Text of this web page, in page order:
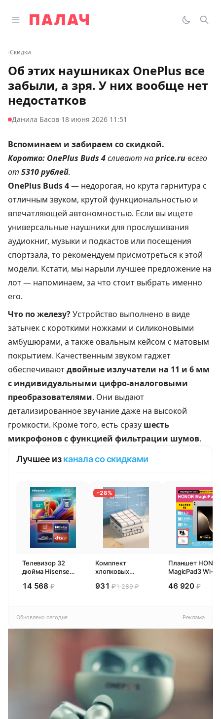
Открыть главное меню
Палач
‹Скидки
Об этих наушниках OnePlus все
забыли, а зря. У них вообще нет
недостатков
Данила Басов·18 июня 2026 11:51
Вспоминаем и забираем со скидкой.
Коротко: OnePlus Buds 4сливают наprice.ruвсего
от 5310 рублей.
OnePlus Buds 4— недорогая, но крута гарнитура с
отличным звуком, крутой функциональностью и
впечатляющей автономностью. Если вы ищете
универсальные наушники для прослушивания
аудиокниг, музыки и подкастов или посещения
спортзала, то рекомендуем присмотреться к этой
модели. Кстати, мы нарыли лучшее предложение на
лот — напоминаем, за что стоит выбрать именно
его.
Что по железу?Устройство выполнено в виде
затычек с короткими ножками и силиконовыми
амбушюрами, а также овальным кейсом с матовым
покрытием. Качественным звуком гаджет
обеспечиваютдвойные излучатели на 11 и 6 мм
с индивидуальными цифро-аналоговыми
преобразователями. Они выдают
детализированное звучание даже на высокой
громкости. Кроме того, есть сразу шесть
микрофонов с функцией фильтрации шумов.
Лучшее изканала со скидками
Телевизор 32
дюйма Hisense
Смарт ТВ HD
14 568 ₽
−28%
Комплект
хлопковых
полотенец 4 шт,
931₽1 289 ₽
Планшет
MagicPad3 Wi-Fi,
Snapdragon 8,
46 920 ₽
Обновлено сегодня Реклама